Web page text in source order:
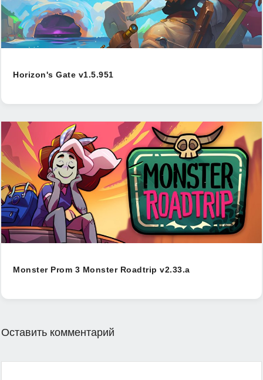
Horizon's Gate v1.5.951
Monster Prom 3 Monster Roadtrip v2.33.a
Оставить комментарий